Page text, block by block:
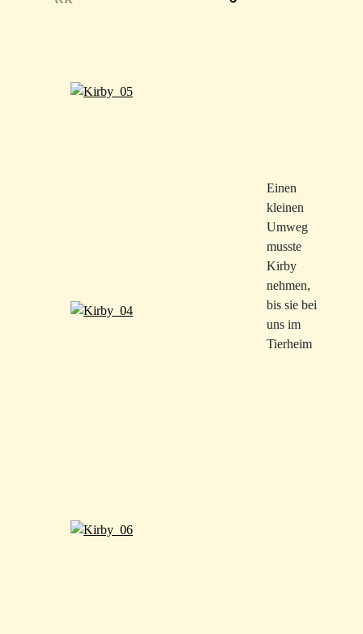
Einen
kleinen
Umweg
musste
Kirby
nehmen,
bis sie bei
uns im
Tierheim